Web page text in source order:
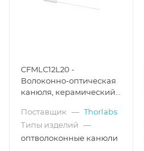
CFMLC12L20 -
Волоконно-оптическая
канюля, керамический
диаметр сердцевины
Ø200 мкм, числовая
апертура 0.39, длина
Поставщик — Thorlabs
Типы изделий —
оптволоконные канюли